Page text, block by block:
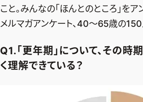
デジタル版
購入
こと。みんなの「ほんとのところ」をア
メルマガアンケート、40～65歳の150
Q1.「更年期」について、その時
く理解できている？